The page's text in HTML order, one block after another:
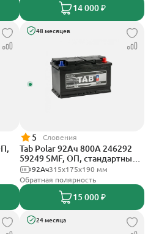
14 000 ₽
48 месяцев
5 Словения
Tab Polar 92Ач 800А 246292
59249 SMF, ОП, стандартные
клеммы315x175x190 мм
92Ач
Обратная полярность
15 000 ₽
24 месяца